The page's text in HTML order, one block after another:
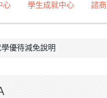
心 學生成就中心 諮
優待減免說明